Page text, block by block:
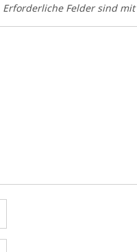
Erforderliche Felder sind mit